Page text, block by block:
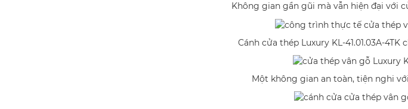
Không gian gần gũi mà vẫn hiện đại với
Cánh cửa thép Luxury KL-41.01.03A-
Một không gian an toàn, tiện nghi